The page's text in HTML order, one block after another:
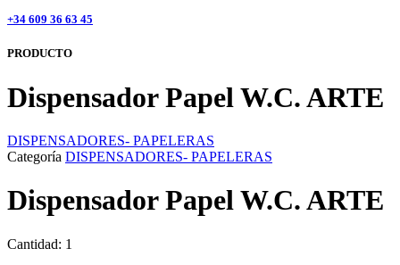
+34 609 36 63 45
PRODUCTO
Dispensador Papel W.C. ARTE
DISPENSADORES- PAPELERAS
Categoría DISPENSADORES- PAPELERAS
Dispensador Papel W.C. ARTE
Cantidad: 1